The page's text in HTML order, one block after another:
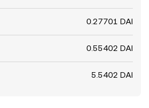
0.27701 DAI
0.55402 DAI
5.5402 DAI